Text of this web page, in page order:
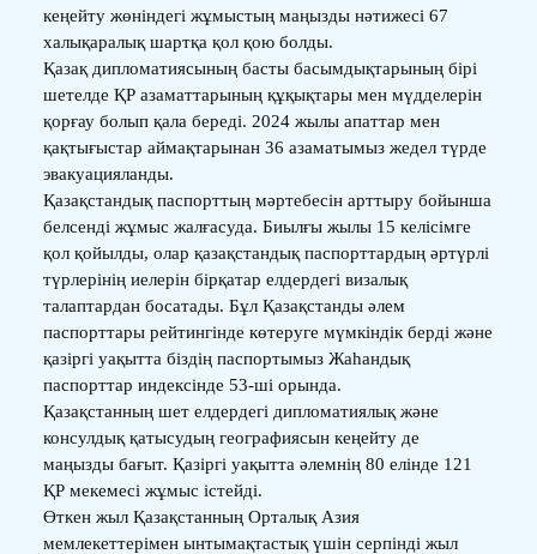
кеңейту жөніндегі жұмыстың маңызды нәтижесі 67
халықаралық шартқа қол қою болды.
Қазақ дипломатиясының басты басымдықтарының бірі
шетелде ҚР азаматтарының құқықтары мен мүдделерін
қорғау болып қала береді. 2024 жылы апаттар мен
қақтығыстар аймақтарынан 36 азаматымыз жедел түрде
эвакуацияланды.
Қазақстандық паспорттың мәртебесін арттыру бойынша
белсенді жұмыс жалғасуда. Биылғы жылы 15 келісімге
қол қойылды, олар қазақстандық паспорттардың әртүрлі
түрлерінің иелерін бірқатар елдердегі визалық
талаптардан босатады. Бұл Қазақстанды әлем
паспорттары рейтингінде көтеруге мүмкіндік берді және
қазіргі уақытта біздің паспортымыз Жаһандық
паспорттар индексінде 53-ші орында.
Қазақстанның шет елдердегі дипломатиялық және
консулдық қатысудың географиясын кеңейту де
маңызды бағыт. Қазіргі уақытта әлемнің 80 елінде 121
ҚР мекемесі жұмыс істейді.
Өткен жыл Қазақстанның Орталық Азия
мемлекеттерімен ынтымақтастық үшін серпінді жыл